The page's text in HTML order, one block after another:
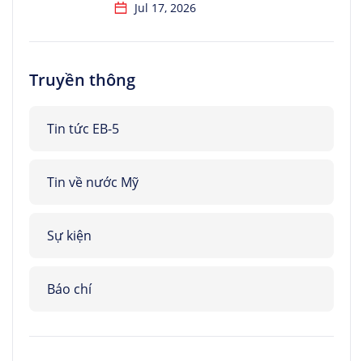
Jul 17, 2026
Truyền thông
Tin tức EB-5
Tin về nước Mỹ
Sự kiện
Báo chí